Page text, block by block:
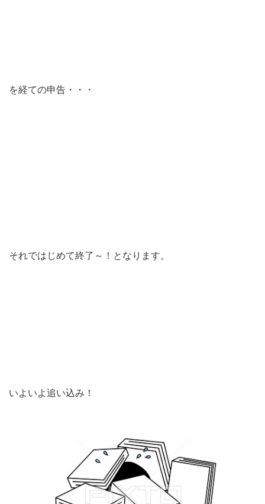
を経ての申告・・・
それではじめて終了～！となります。
いよいよ追い込み！